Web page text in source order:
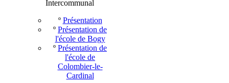
Intercommunal
º Présentation
º Présentation de
l'école de Bogy
º Présentation de
l'école de
Colombier-le-
Cardinal